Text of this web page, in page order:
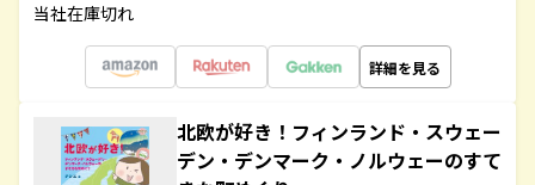
当社在庫切れ
詳細を見る
北欧が好き！フィンランド・スウェー
デン・デンマーク・ノルウェーのすて